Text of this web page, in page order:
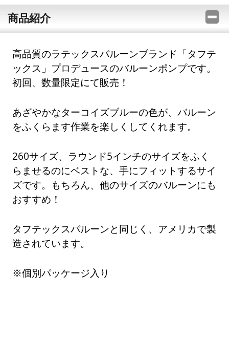
商品紹介
高品質のラテックスバルーンブランド「タフテ
ックス」プロデュースのバルーンポンプです。
初回、数量限定にて販売！
あざやかなターコイズブルーの色が、バルーン
をふくらます作業を楽しくしてくれます。
260サイズ、ラウンド5インチのサイズをふく
らませるのにベストな、手にフィットするサイ
ズです。もちろん、他のサイズのバルーンにも
おすすめ！
タフテックスバルーンと同じく、アメリカで製
造されています。
※個別パッケージ入り